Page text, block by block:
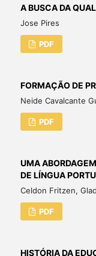
A BUSCA DA
Jose Pires
PDF
FORMAÇÃO DE
Neide Cavalcante
PDF
UMA
DE LÍNGUA
Celdon Fritzen,
PDF
HISTÓRIA DA